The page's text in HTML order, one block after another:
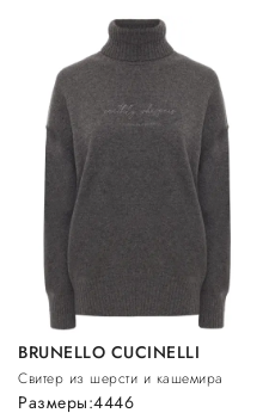
BRUNELLO CUCINELLI
Свитер из шерсти и кашемира
Размеры:4446